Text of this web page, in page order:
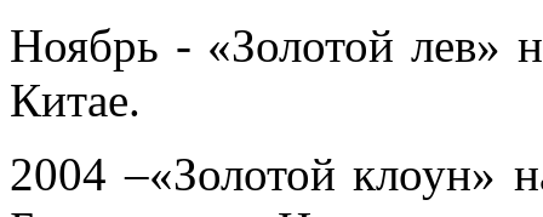
Ноябрь - «Золотой лев»
Китае.
2004 –«Золотой клоун»